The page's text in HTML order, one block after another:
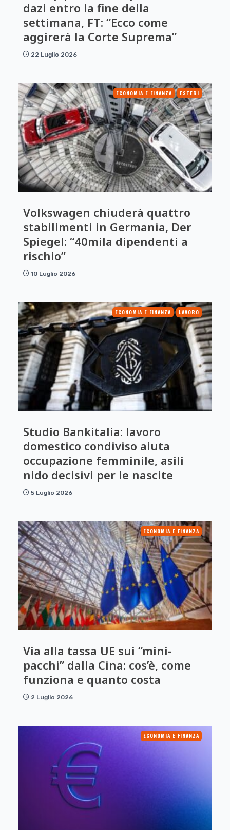
dazi entro la fine della
settimana, FT: “Ecco come
aggirerà la Corte Suprema”
22 Luglio 2026
ECONOMIA E FINANZA ESTERI
Volkswagen chiuderà quattro
stabilimenti in Germania, Der
Spiegel: “40mila dipendenti a
rischio”
10 Luglio 2026
ECONOMIA E FINANZA LAVORO
Studio Bankitalia: lavoro
domestico condiviso aiuta
occupazione femminile, asili
nido decisivi per le nascite
5 Luglio 2026
ECONOMIA E FINANZA
Via alla tassa UE sui “mini-
pacchi” dalla Cina: cos’è, come
funziona e quanto costa
2 Luglio 2026
ECONOMIA E FINANZA